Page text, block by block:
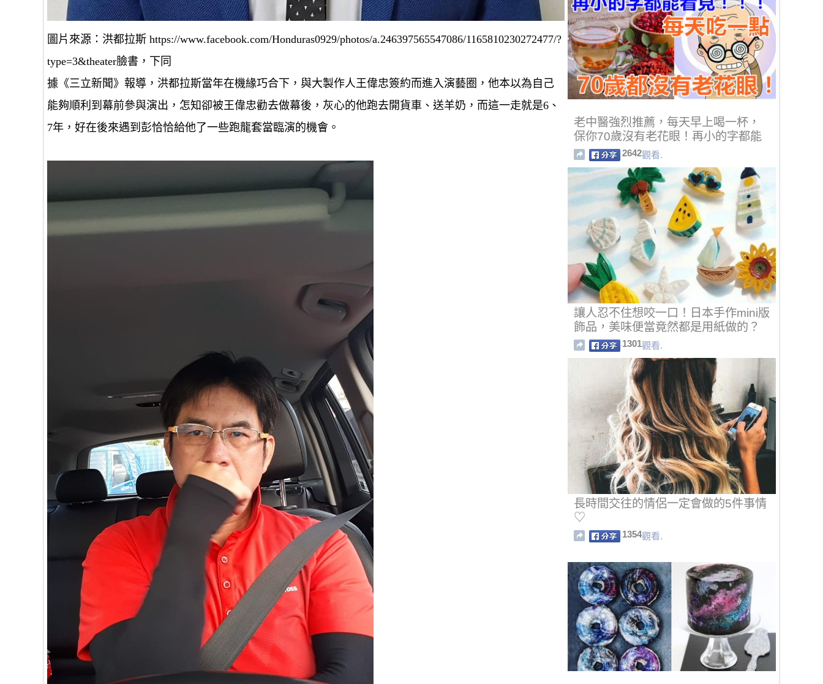
圖片來源：洪都拉斯 https://www.facebook.com/Honduras0929/photos/a.246397565547086/1165810230272477/?
type=3&theater臉書，下同
據《三立新聞》報導，洪都拉斯當年在機緣巧合下，與大製作人王偉忠簽約而進入演藝圈，他本以為自己
能夠順利到幕前參與演出，怎知卻被王偉忠勸去做幕後，灰心的他跑去開貨車、送羊奶，而這一走就是6、
7年，好在後來遇到彭恰恰給他了一些跑龍套當臨演的機會。
老中醫強烈推薦，每天早上喝一杯，
保你70歲沒有老花眼！再小的字都能
看見！
2642觀看.
讓人忍不住想咬一口！日本手作mini版
飾品，美味便當竟然都是用紙做的？
1301觀看.
長時間交往的情侶一定會做的5件事情
♡
1354觀看.